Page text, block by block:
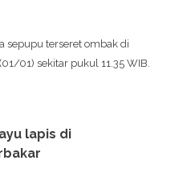
sepupu terseret ombak di
01) sekitar pukul 11.35 WIB.
lapis di